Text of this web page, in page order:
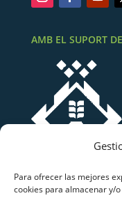
Para ofrecer las mejores
cookies para almacenar y/
AMB EL SUPORT